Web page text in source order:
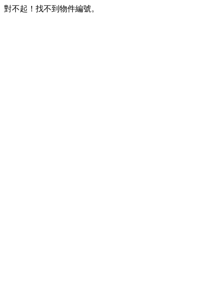
對不起！找不到物件編號。